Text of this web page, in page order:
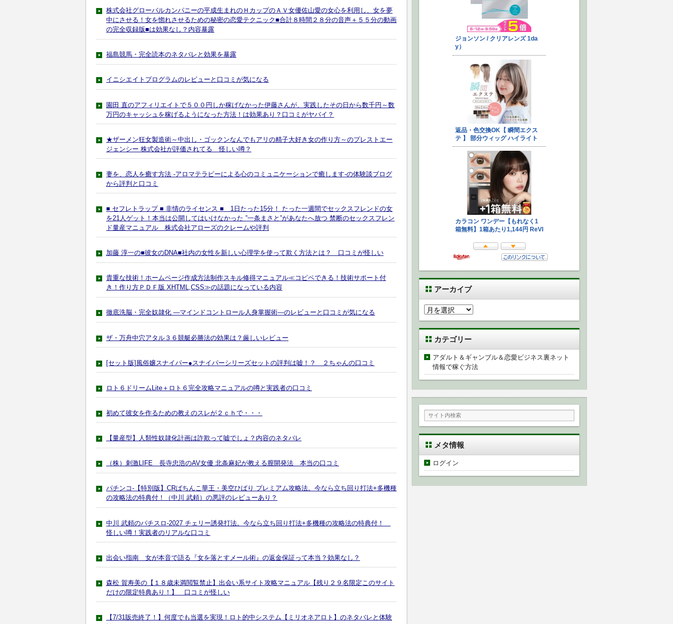
株式会社グローバルカンパニーの平成生まれのＨカップのＡＶ女優佐山愛の女心を利用し、女を夢
中にさせる！女を惚れさせるための秘密の恋愛テクニック■合計８時間２８分の音声＋５５分の動画
の完全収録版■は効果なし？内容暴露
福島競馬・完全読本のネタバレと効果を暴露
イニシエイトプログラムのレビューと口コミが気になる
園田 直のアフィリエイトで５００円しか稼げなかった伊藤さんが、実践したその日から数千円～数
万円のキャッシュを稼げるようになった方法！は効果あり？口コミがヤバイ？
★ザーメン狂女製造術～中出し・ゴックンなんでもアリの精子大好き女の作り方～のプレストエー
ジェンシー 株式会社が評価されてる 怪しい噂？
妻を、恋人を癒す方法 -アロマテラピーによる心のコミュニケーションで癒します-の体験談ブログ
から評判と口コミ
■ セフレトラップ ■ 非情のライセンス ■ 1日たった15分！ たった一週間でセックスフレンドの女
を21人ゲット！本当は公開してはいけなかった ”一条まさと”があなたへ放つ 禁断のセックスフレン
ド量産マニュアル 株式会社アローズのクレームや評判
加藤 淳一の■彼女のDNA■社内の女性を新しい心理学を使って欺く方法とは？ 口コミが怪しい
貴重な技術！ホームページ作成方法制作スキル修得マニュアル≪コピペできる！技術サポート付
き！作り方ＰＤＦ版 XHTML,CSS≫の話題になっている内容
徹底洗脳・完全奴隷化 ―マインドコントロール人身掌握術―のレビューと口コミが気になる
ザ・万舟中穴アタル３６競艇必勝法の効果は？厳しいレビュー
[セット版]風俗嬢スナイパー●スナイパーシリーズセットの評判は嘘！？ ２ちゃんの口コミ
ロト６ドリームLite＋ロト６完全攻略マニュアルの噂と実践者の口コミ
初めて彼女を作るための教えのスレが２ｃｈで・・・
【量産型】人類性奴隷化計画は詐欺って嘘でしょ？内容のネタバレ
（株）刺激LIFE 長寺忠浩のAV女優 北条麻妃が教える膣開発法 本当の口コミ
パチンコ-【特別版】CRぱちんこ華王・美空ひばり プレミアム攻略法。今なら立ち回り打法+多機種
の攻略法の特典付！（中川 武頼）の悪評のレビューあり？
中川 武頼のパチスロ-2027 チェリー誘発打法。今なら立ち回り打法+多機種の攻略法の特典付！
怪しい噂！実践者のリアルな口コミ
出会い指南 女が本音で語る『女を落とすメール術』の返金保証って本当？効果なし？
森松 賀寿美の【１８歳未満閲覧禁止】出会い系サイト攻略マニュアル【残り２９名限定このサイト
だけの限定特典あり！】 口コミが怪しい
【7/31販売終了！】何度でも当選を実現！ロト的中システム【ミリオネアロト】のネタバレと体験
アーカイブ
ア
ー
カ
イ
ブ
カテゴリー
アダルト＆ギャンブル＆恋愛ビジネス裏ネット
情報で稼ぐ方法
メタ情報
ログイン